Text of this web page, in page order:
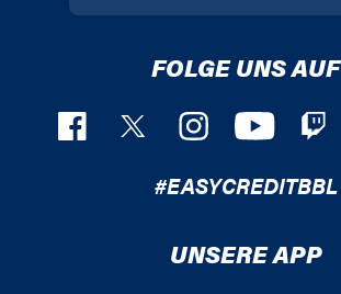
FOLGE UNS AUF
#EASYCREDITBBL
UNSERE APP